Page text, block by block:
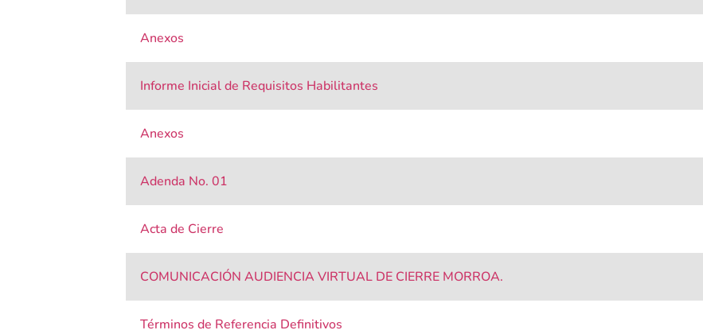
Anexos
Informe Inicial de Requisitos Habilitantes
Anexos
Adenda No. 01
Acta de Cierre
COMUNICACIÓN AUDIENCIA VIRTUAL DE CIERRE MORROA.
Términos de Referencia Definitivos